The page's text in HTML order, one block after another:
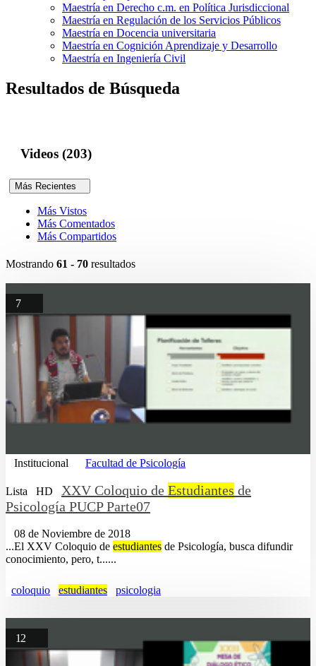
Maestría en Derecho c.m. en Política Jurisdiccional
Maestría en Regulación de los Servicios Públicos
Maestría en Docencia universitaria
Maestría en Cognición Aprendizaje y Desarrollo
Maestría en Ingeniería Civil
Resultados de Búsqueda
Videos (203)
Más Recientes
Más Vistos
Más Comentados
Más Compartidos
Mostrando 61 - 70 resultados
7
Institucional Facultad de Psicología
Lista HD XXV Coloquio de Estudiantes de
Psicología PUCP Parte07
08 de Noviembre de 2018
...El XXV Coloquio de estudiantes de Psicología, busca difundir
conocimiento, pero, t......
coloquio estudiantes psicologia
12